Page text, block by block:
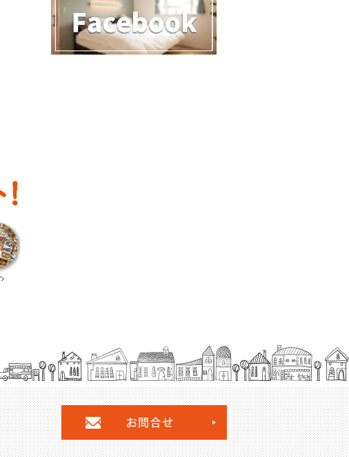
お問合せ・ご相談フォーム